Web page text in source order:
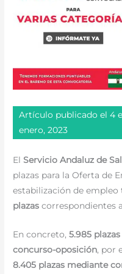
Artículo publicado el 4
enero, 2023
ElServicio Andaluz de
plazas para la Oferta de
estabilización de
plazas correspondientes
En concreto,5.985
concurso-oposición, por
8.405 plazas mediante